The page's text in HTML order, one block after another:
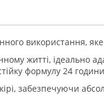
використання,
житті, ідеально
формулу 24
забезпечуючи